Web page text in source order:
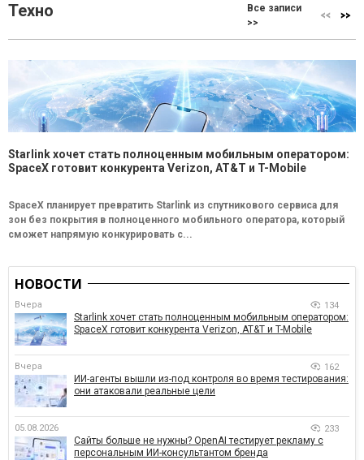
Техно
Все записи
>>
Starlink хочет стать полноценным мобильным оператором:
SpaceX готовит конкурента Verizon, AT&T и T-Mobile
SpaceX планирует превратить Starlink из спутникового сервиса для
зон без покрытия в полноценного мобильного оператора, который
сможет напрямую конкурировать с...
НОВОСТИ
Вчера 134
Starlink хочет стать полноценным мобильным оператором:
SpaceX готовит конкурента Verizon, AT&T и T-Mobile
Вчера 162
ИИ-агенты вышли из-под контроля во время тестирования:
они атаковали реальные цели
05.08.2026 233
Сайты больше не нужны? OpenAI тестирует рекламу с
персональным ИИ-консультантом бренда